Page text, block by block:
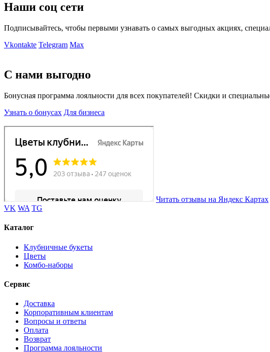
Наши соц сети
Подписывайтесь, чтобы первыми узнавать о самых выгодных акциях,
Vkontakte Telegram Max
С нами выгодно
Бонусная программа лояльности для всех покупателей! Скидки и
Узнать о бонусах Для бизнеса
Читать отзывы на Яндекс Картах
VK WA TG
Каталог
Клубничные букеты
Цветы
Комбо-наборы
Сервис
Доставка
Корпоративным клиентам
Вопросы и ответы
Оплата
Возврат
Программа лояльности